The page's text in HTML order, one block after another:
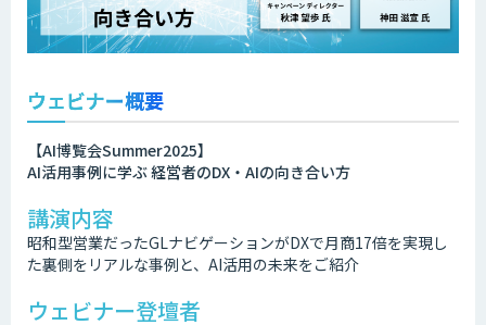
ウェビナー概要
【AI博覧会Summer2025】
AI活用事例に学ぶ 経営者のDX・AIの向き合い方
講演内容
昭和型営業だったGLナビゲーションがDXで月商17倍を実現し
た裏側をリアルな事例と、AI活用の未来をご紹介
ウェビナー登壇者